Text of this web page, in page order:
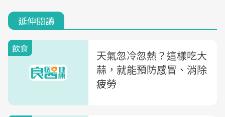
延伸閱讀
飲食
天氣忽冷忽熱？這樣吃大
蒜，就能預防感冒、消除
疲勞